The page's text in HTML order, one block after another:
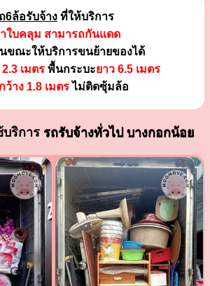
6ล้อรับจ้าง ที่ให้บริการ
ใบคลุม สามารถกันแดด
ขณะให้บริการขนย้ายของได้
เมตรพื้นกระบะยาว 6.5 เมตร
กว้าง 1.8 เมตรไม่ติดซุ้มล้อ
ริการ รถรับจ้างทั่วไป บางกอกน้อย